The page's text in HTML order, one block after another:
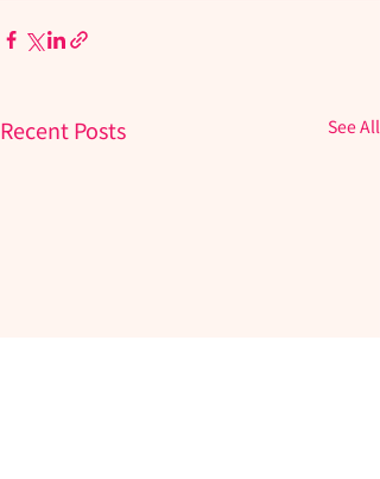
Recent Posts See All